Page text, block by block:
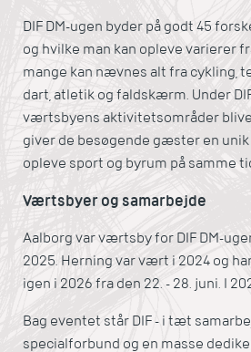
DIF DM-ugen byder på godt 45
og hvilke man kan opleve varierer
mange kan nævnes alt fra cykling,
dart, atletik og faldskærm. Under
værtsbyens aktivitetsområder
giver de besøgende gæster en
opleve sport og byrum på samme
Værtsbyer og samarbejde
Aalborg var værtsby for DIF DM-
2025. Herning var vært i 2024 og
igen i 2026 fra den 22. - 28. juni. I
Bag eventet står DIF - i tæt
specialforbund og en masse